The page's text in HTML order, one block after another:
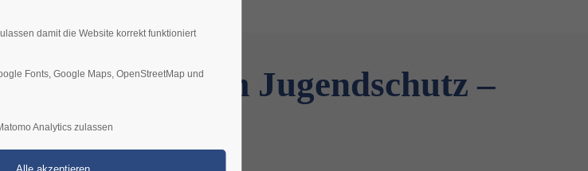
Hattrick im Jugendschutz –
damit die Website korrekt funktioniert
Fonts, Google Maps, OpenStreetMap und
Analytics zulassen